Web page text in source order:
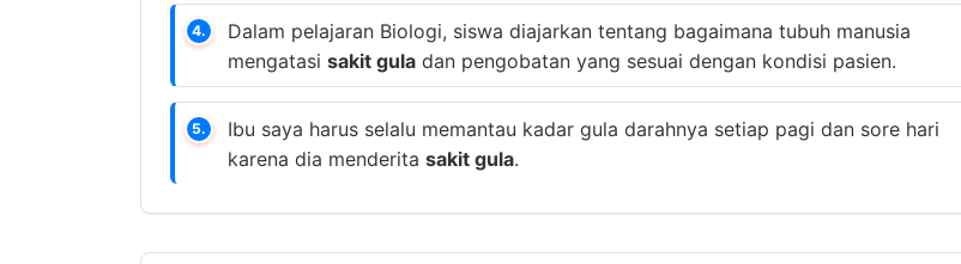
4.
Dalam pelajaran Biologi, siswa diajarkan tentang bagaimana tubuh manusia
mengatasi sakit gula dan pengobatan yang sesuai dengan kondisi pasien.
5.
Ibu saya harus selalu memantau kadar gula darahnya setiap pagi dan sore hari
karena dia menderita sakit gula.